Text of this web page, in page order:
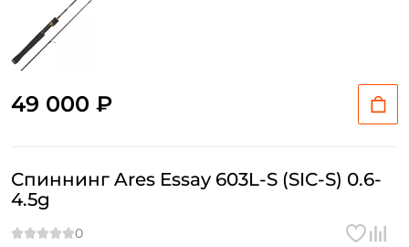
49 000 ₽
Спиннинг Ares Essay 603L-S (SIC-S) 0.6-
4.5g